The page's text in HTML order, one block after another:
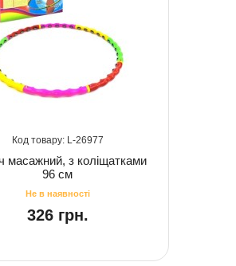
26977
масажний, з коліщатками
96 см
326 грн.